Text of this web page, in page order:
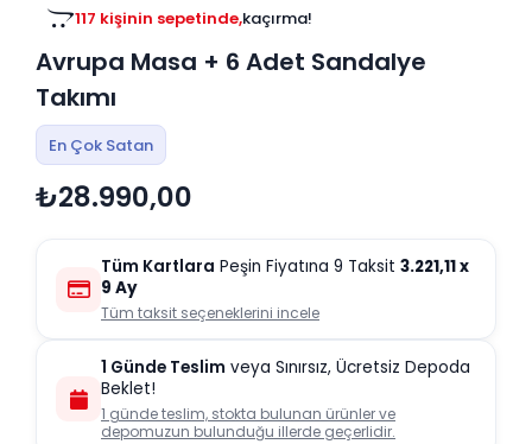
117 kişinin sepetinde,kaçırma!
Avrupa Masa + 6 Adet Sandalye
Takımı
En Çok Satan
₺28.990,00
Tüm Kartlara Peşin Fiyatına 9 Taksit 3.221,11x
9 Ay
Tüm taksit seçeneklerini incele
1 Günde Teslim veya Sınırsız, Ücretsiz Depoda
Beklet!
1 günde teslim, stokta bulunan ürünler ve
depomuzun bulunduğu illerde geçerlidir.